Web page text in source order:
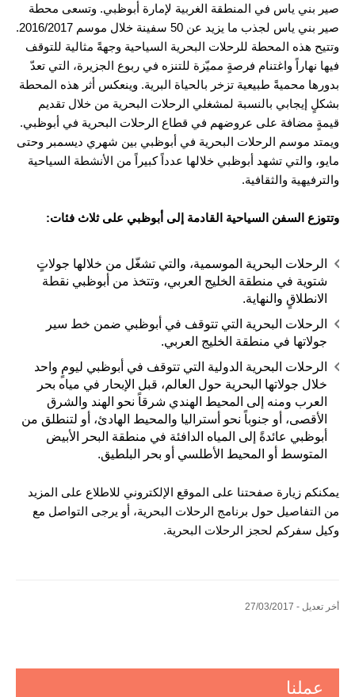
صير بني ياس في المنطقة الغربية لإمارة أبوظبي. وتسعى محطة
صير بني ياس لجذب ما يزيد عن 50 سفينة خلال موسم 2016/2017.
وتتيح هذه المحطة للرحلات البحرية السياحية وجهةً مثالية للتوقف
فيها نهاراً واغتنام فرصةٍ مميّزة للتنزه في ربوع الجزيرة، التي تعدّ
بدورها محميةً طبيعية تزخر بالحياة البرية. وينعكس أثر هذه المحطة
بشكلٍ إيجابي بالنسبة لمشغلي الرحلات البحرية من خلال تقديم
قيمةٍ مضافة على عروضهم في قطاع الرحلات البحرية في أبوظبي.
ويمتد موسم الرحلات البحرية في أبوظبي بين شهري ديسمبر وحتى
مايو، والتي تشهد أبوظبي خلالها عدداً كبيراً من الأنشطة السياحية
والترفيهية والثقافية.
وتتوزع السفن السياحية القادمة إلى أبوظبي على ثلاث فئات:
الرحلات البحرية الموسمية، والتي تشغّل من خلالها جولاتٍ
شتوية في منطقة الخليج العربي، وتتخذ من أبوظبي نقطة
الانطلاقٍ والنهاية.
الرحلات البحرية التي تتوقف في أبوظبي ضمن خط سير
جولاتها في منطقة الخليج العربي.
الرحلات البحرية الدولية التي تتوقف في أبوظبي ليومٍ واحد
خلال جولاتها البحرية حول العالم، قبل الإبحار في مياه بحر
العرب ومنه إلى المحيط الهندي شرقاً نحو الهند والشرق
الأقصى، أو جنوباً نحو أستراليا والمحيط الهادئ، أو لتنطلق من
أبوظبي عائدةً إلى المياه الدافئة في منطقة البحر الأبيض
المتوسط أو المحيط الأطلسي أو بحر البلطيق.
يمكنكم زيارة صفحتنا على الموقع الإلكتروني للاطلاع على المزيد
من التفاصيل حول برنامج الرحلات البحرية، أو يرجى التواصل مع
وكيل سفركم لحجز الرحلات البحرية.
أخر تعديل - 27/03/2017
عملنا